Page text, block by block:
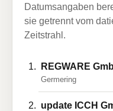
Datumsangaben
sie getrennt vom
Zeitstrahl.
REGWARE
Germering
update ICCH